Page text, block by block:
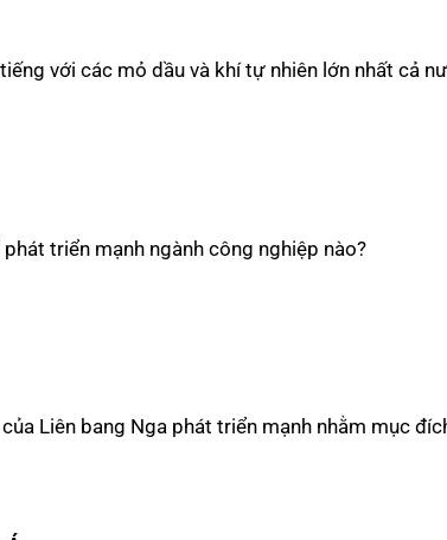
với các mỏ dầu và khí tự nhiên lớn nhất cả
triển mạnh ngành công nghiệp nào?
Liên bang Nga phát triển mạnh nhằm mục